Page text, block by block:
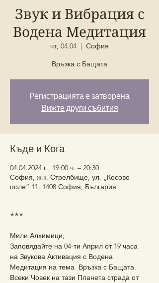
Звук и Вибрация с
Водена Медитация
чт, 04.04
  |
София
Връзка с Бащата
Регистрацията е затворена
Вижте други събития
Къде и Кога
04.04.2024 г., 19:00 ч. – 20:30
София, ж.к. Стрелбище, ул. „Косово
поле“ 11, 1408 София, България
***
Мили Алхимици,
Заповядайте на 04-ти Април от 19 часа
на Звукова Активация с Водена
Медитация на тема  Връзка с Бащата.
Всеки Човек на тази Планета страда от